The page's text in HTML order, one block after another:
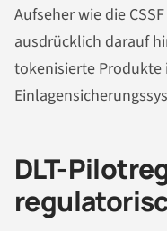
Aufseher wie die
ausdrücklich darauf
tokenisierte
DLT-